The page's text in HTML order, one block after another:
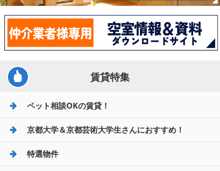
賃貸特集
ペット相談OKの賃貸！
京都大学＆京都芸術大学生さんにおすすめ！
特選物件